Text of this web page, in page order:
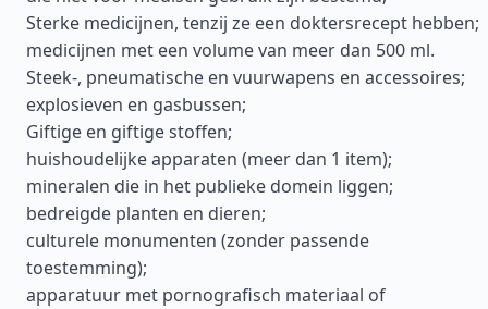
Sterke medicijnen, tenzij ze een doktersrecept hebben;
medicijnen met een volume van meer dan 500 ml.
Steek-, pneumatische en vuurwapens en accessoires;
explosieven en gasbussen;
Giftige en giftige stoffen;
huishoudelijke apparaten (meer dan 1 item);
mineralen die in het publieke domein liggen;
bedreigde planten en dieren;
culturele monumenten (zonder passende
toestemming);
apparatuur met pornografisch materiaal of